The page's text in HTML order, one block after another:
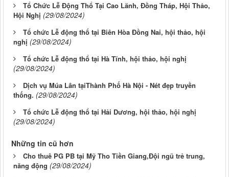
Tổ Chức Lễ Động Thổ Tại Cao Lãnh, Đồng Tháp, Hội Thảo,
Hội Nghị (29/08/2024)
Tổ chức Lễ động thổ tại Biên Hòa Đồng Nai, hội thảo, hội
nghị (29/08/2024)
Tổ chức Lễ động thổ tại Hà Tĩnh, hội thảo, hội nghị
(29/08/2024)
Dịch vụ Múa Lân tạiThành Phố Hà Nội - Nét đẹp truyền
thống. (29/08/2024)
Tổ chức Lễ động thổ tại Hải Dương, hội thảo, hội nghị
(29/08/2024)
Những tin cũ hơn
Cho thuê PG PB tại Mỹ Tho Tiền Giang,Đội ngũ trẻ trung,
năng động (29/08/2024)